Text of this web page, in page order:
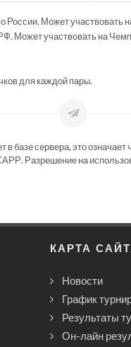
Может участвовать
Может участвовать на
для каждой пары.
сервера, это означает
Разрешение на
КАРТА
Новости
График
Результаты
Он-лайн